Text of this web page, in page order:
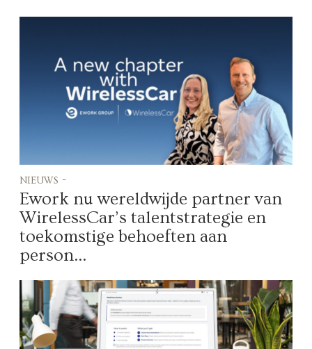
nieuws -
Ework nu wereldwijde partner van
WirelessCar’s talentstrategie en
toekomstige behoeften aan
person...